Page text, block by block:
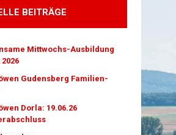
BEITRÄGE
Mittwochs-Ausbildung
Gudensberg Familien-
Dorla: 19.06.26